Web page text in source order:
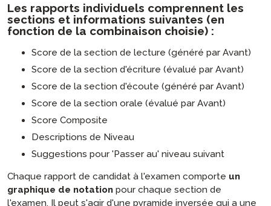
Les rapports individuels comprennent les
sections et informations suivantes (en
fonction de la combinaison choisie) :
Score de la section de lecture (généré par Avant)
Score de la section d'écriture (évalué par Avant)
Score de la section d'écoute (généré par Avant)
Score de la section orale (évalué par Avant)
Score Composite
Descriptions de Niveau
Suggestions pour 'Passer au' niveau suivant
Chaque rapport de candidat à l'examen comporte un
graphique de notation pour chaque section de
l'examen. Il peut s'agir d'une pyramide inversée qui a une